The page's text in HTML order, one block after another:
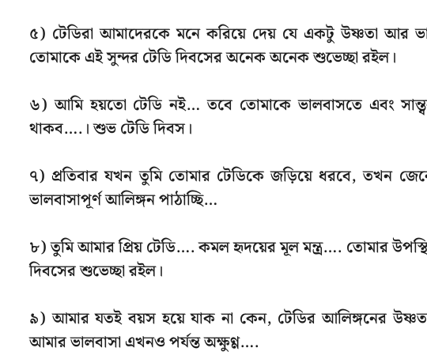
৫) টেডিরা আমাদেরকে মনে করিয়ে দেয় যে একটু উষ্ণতা
তোমাকে এই সুন্দর টেডি দিবসের অনেক অনেক শুভেচ্ছা রইল।
৬) আমি হয়তো টেডি নই… তবে তোমাকে ভালবাসতে এবং
থাকব….। শুভ টেডি দিবস।
৭) প্রতিবার যখন তুমি তোমার টেডিকে জড়িয়ে ধরবে, তখন
ভালবাসাপূর্ণ আলিঙ্গন পাঠাচ্ছি…
৮) তুমি আমার প্রিয় টেডি…. কমল হৃদয়ের মূল মন্ত্র…. তোমার
দিবসের শুভেচ্ছা রইল।
৯) আমার যতই বয়স হয়ে যাক না কেন, টেডির আলিঙ্গনের
আমার ভালবাসা এখনও পর্যন্ত অক্ষুণ্ণ….